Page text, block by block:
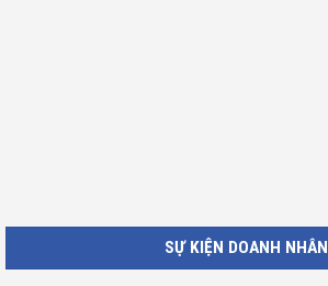
SỰ KIỆN DOANH NHÂN